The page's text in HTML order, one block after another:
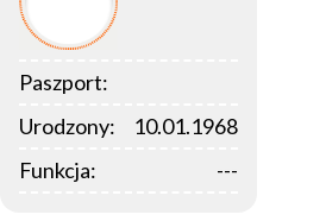
Paszport:
Urodzony:
10.01.1968
Funkcja:
---